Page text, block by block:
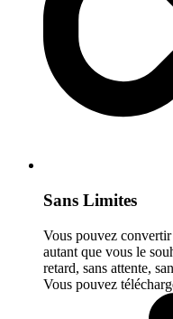
Sans Limites
Vous pouvez
autant que vous le
retard, sans attente,
Vous pouvez